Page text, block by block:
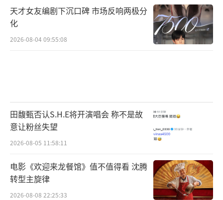
天才女友编剧下沉口碑 市场反响两极分
化
2026-08-04 09:55:08
田馥甄否认S.H.E将开演唱会 称不是故
意让粉丝失望
2026-08-05 11:58:11
电影《欢迎来龙餐馆》值不值得看 沈腾
转型主旋律
2026-08-08 22:25:33